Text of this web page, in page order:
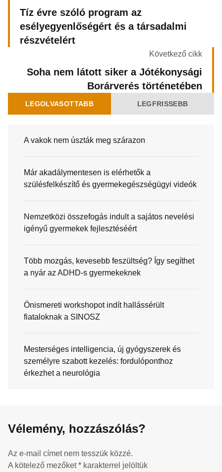
Tíz évre szóló program az
esélyegyenlőségért és a társadalmi
részvételért
Következő cikk
Soha nem látott siker a Jótékonysági
Borárverés történetében
LEGOLVASOTTABB LEGFRISSEBB
A vakok nem úszták meg szárazon
Már akadálymentesen is elérhetők a
szülésfelkészítő és gyermekegészségügyi videók
Nemzetközi összefogás indult a sajátos nevelési
igényű gyermekek fejlesztéséért
Több mozgás, kevesebb feszültség? Így segíthet
a nyár az ADHD-s gyermekeknek
Önismereti workshopot indít hallássérült
fiataloknak a SINOSZ
Mesterséges intelligencia, új gyógyszerek és
személyre szabott kezelés: fordulóponthoz
érkezhet a neurológia
Vélemény, hozzászólás?
Az e-mail címet nem tesszük közzé.
A kötelező mezőket* karakterrel jelöltük